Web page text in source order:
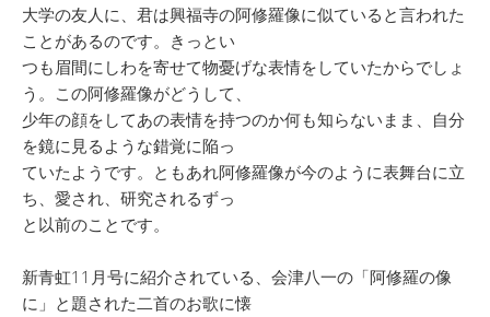
大学の友人に、君は興福寺の阿修羅像に似ていると言われた
ことがあるのです。きっとい
つも眉間にしわを寄せて物憂げな表情をしていたからでしょ
う。この阿修羅像がどうして、
少年の顔をしてあの表情を持つのか何も知らないまま、自分
を鏡に見るような錯覚に陥っ
ていたようです。ともあれ阿修羅像が今のように表舞台に立
ち、愛され、研究されるずっ
と以前のことです。
新青虹11月号に紹介されている、会津八一の「阿修羅の像
に」と題された二首のお歌に懐